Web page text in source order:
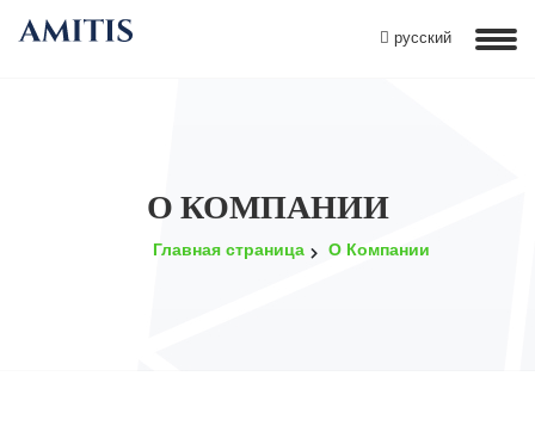
русский
О КОМПАНИИ
Главная страница О Компании